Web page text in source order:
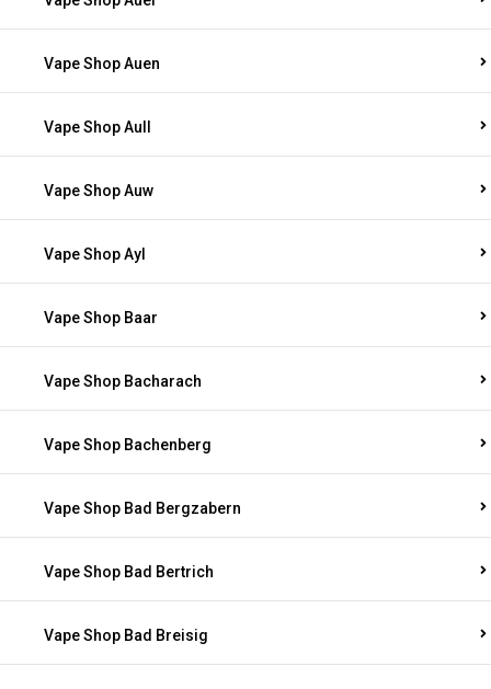
Vape Shop Auen
Vape Shop Aull
Vape Shop Auw
Vape Shop Ayl
Vape Shop Baar
Vape Shop Bacharach
Vape Shop Bachenberg
Vape Shop Bad Bergzabern
Vape Shop Bad Bertrich
Vape Shop Bad Breisig